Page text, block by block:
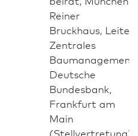
Reiner
Bruckhaus, Leiter
Zentrales
Baumanagement
Deutsche
Bundes­bank,
Frank­furt am
Main
(Stellvertretung)